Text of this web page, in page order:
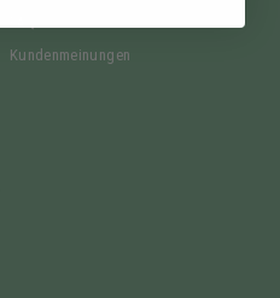
Kundenmeinungen